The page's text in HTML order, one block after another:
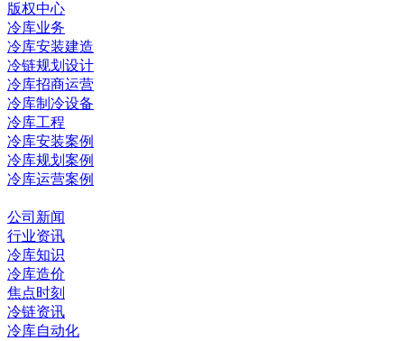
版权中心
冷库业务
冷库安装建造
冷链规划设计
冷库招商运营
冷库制冷设备
冷库工程
冷库安装案例
冷库规划案例
冷库运营案例
公司新闻
行业资讯
冷库知识
冷库造价
焦点时刻
冷链资讯
冷库自动化